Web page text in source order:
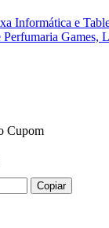
Informática e
Games,
Cupom
Copiar